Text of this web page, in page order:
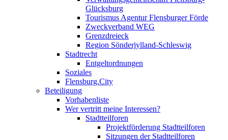
Glücksburg
Tourismus Agentur Flensburger Förde
Zweckverband WEG
Grenzdreieck
Region Sönderjylland-Schleswig
Stadtrecht
Entgeltordnungen
Soziales
Flensburg.City
Beteiligung
Vorhabenliste
Wer vertritt meine Interessen?
Stadtteilforen
Projektförderung Stadtteilforen
Sitzungen der Stadtteilforen